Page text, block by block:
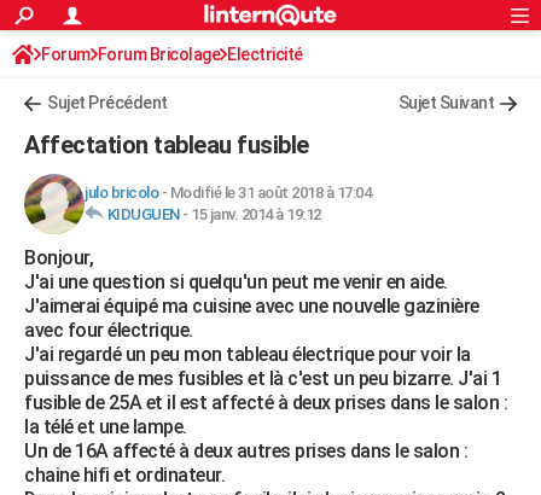
ACTUALITÉS
Politique
Société
Faits Divers
Education
Monde
Villes
+
FINANCE
Retraite
Impôts
Epargne
Immobilier
Risques naturels par ville
Banque
Assurance
Crédit
AUTO
Essais
Réserver un essai
Citadines
Berlines
SUV
Forum auto
+HIGH-TECH
Mobiles
Meilleur smartphone
Internet
Ordinateurs
Jeux vidéo
Guide high-tech
+BRICOLAGE
Forum
Aménagement intérieur
Extérieur
Cuisine
Salle de bains
Jardinage
Rangement
WEEK-END
Guides de France
Escapades
Patrimoine
Expositions
Musées
Week-end nature
+LIFESTYLE
Art de vivre
Bien-être
Loisirs
ModeModes de vie
SANTE
S'inscrire
Connexion
Forum Forum Bricolage Electricité
Sujet Précédent Sujet Suivant
Affectation tableau fusible
julo bricolo- Modifié le 31 août 2018 à 17:04
KIDUGUEN- 15 janv. 2014 à 19:12
Bonjour,
J'ai une question si quelqu'un peut me venir en aide.
J'aimerai équipé ma cuisine avec une nouvelle gazinière
avec four électrique.
J'ai regardé un peu mon tableau électrique pour voir la
puissance de mes fusibles et là c'est un peu bizarre. J'ai 1
fusible de 25A et il est affecté à deux prises dans le salon :
la télé et une lampe.
Un de 16A affecté à deux autres prises dans le salon :
chaine hifi et ordinateur.